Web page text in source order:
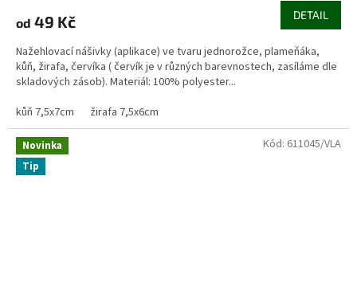
od 49 Kč DETAIL
Nažehlovací nášivky (aplikace) ve tvaru jednorožce, plameňáka,
kůň, žirafa, červíka ( červík je v různých barevnostech, zasíláme dle
skladových zásob). Materiál: 100% polyester...
kůň 7,5x7cm
žirafa 7,5x6cm
Novinka
Tip
Kód: 611045/VLA